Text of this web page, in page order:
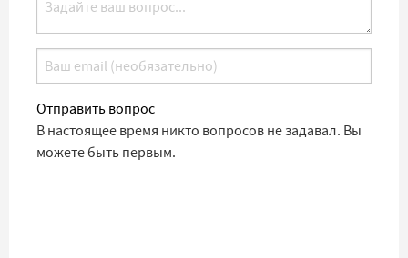
Отправить вопрос
В настоящее время никто вопросов не задавал. Вы
можете быть первым.